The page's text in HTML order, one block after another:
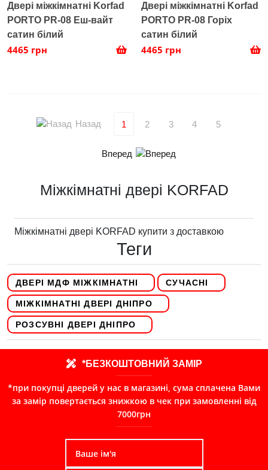
Двері міжкімнатні Korfad
PORTO PR-08 Еш-вайт
сатин білий
4465 грн
Двері міжкімнатні Korfad
PORTO PR-08 Горіх
сатин білий
4465 грн
Назад 1 2 3 4 5
Вперед
Міжкімнатні двері KORFAD
Міжкімнатні двері KORFAD купити з доставкою
Теги
ДВЕРІ МДФ МІЖКІМНАТНІ СУЧАСНІ
МІЖКІМНАТНІ ДВЕРІ ДНІПРО
РОЗСУВНІ ДВЕРІ ДНІПРО
*БЕЗКОШТОВНИЙ ЗАМІР
*при покупці дверей у нас в магазині, сума сплачена Вами
за замір повертається знижкою в чек при замовленні від
7000грн